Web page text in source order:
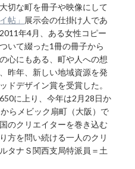
切な町を冊子や映像にして
帖」 展示会の仕掛け人であ
年4月、ある女性コピー
いて綴った1冊の冊子から
心にもある、町や人への想
昨年、新しい地域資源を発
ドデザイン賞を受賞した。
に上り、今年は2月28日か
らメビック扇町（大阪）で
のクリエイターを巻き込む
方を問い続ける一人のクリ
タナＳ関西支局特派員＝土